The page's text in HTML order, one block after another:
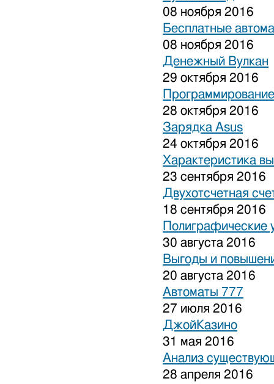
08 ноября 2016
Бесплатные
08 ноября 2016
Денежный Вулкан
29 октября 2016
28 октября 2016
Зарядка Asus
24 октября 2016
Характеристика
23 сентября 2016
Двухотсчетная
18 сентября 2016
Полиграфические
30 августа 2016
Выгоды и
20 августа 2016
Автоматы 777
27 июля 2016
ДжойКазино
31 мая 2016
Анализ
28 апреля 2016